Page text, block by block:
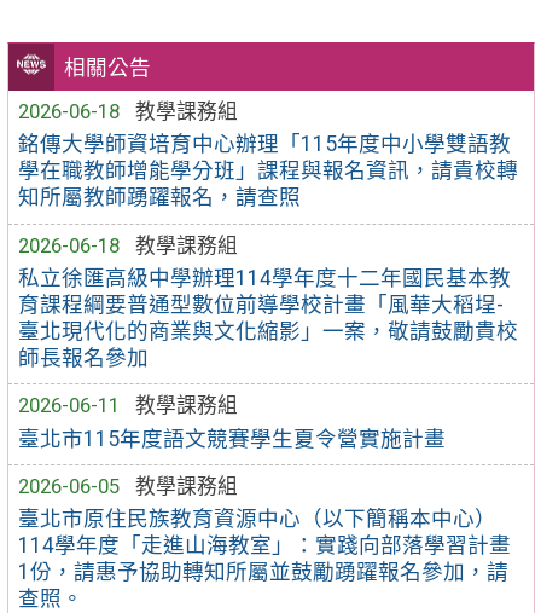
相關公告
2026-06-18
教學課務組
銘傳大學師資培育中心辦理「115年度中小學雙語教
學在職教師增能學分班」課程與報名資訊，請貴校轉
知所屬教師踴躍報名，請查照
2026-06-18
教學課務組
私立徐匯高級中學辦理114學年度十二年國民基本教
育課程綱要普通型數位前導學校計畫「風華大稻埕-
臺北現代化的商業與文化縮影」一案，敬請鼓勵貴校
師長報名參加
2026-06-11
教學課務組
臺北市115年度語文競賽學生夏令營實施計畫
2026-06-05
教學課務組
臺北市原住民族教育資源中心（以下簡稱本中心）
114學年度「走進山海教室」：實踐向部落學習計畫
1份，請惠予協助轉知所屬並鼓勵踴躍報名參加，請
查照。